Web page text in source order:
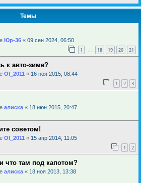
Темы
Юр-36 « 09 сен 2024, 06:50
1 18 19 20 21
к авто-зиме?
Ol_2011 « 16 ноя 2015, 08:44
1 2 3
алиска « 18 июн 2015, 20:47
советом!
Ol_2011 « 15 апр 2014, 11:05
1 2
что там под капотом?
алиска « 18 ноя 2013, 13:38